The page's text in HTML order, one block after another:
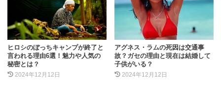
ヒロシのぼっちキャンプが終了と
言われる理由6選！魅力や人気の
秘密とは？
2024年12月12日
アグネス・ラムの死因は交通事
故？ガセの理由と現在は結婚して
子供がいる？
2024年12月12日